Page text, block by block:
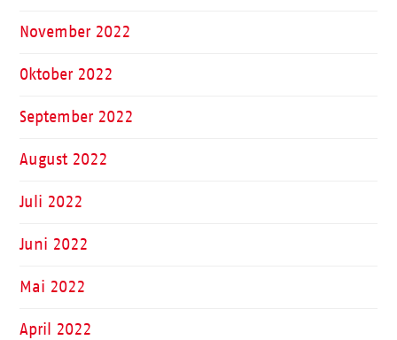
November 2022
Oktober 2022
September 2022
August 2022
Juli 2022
Juni 2022
Mai 2022
April 2022